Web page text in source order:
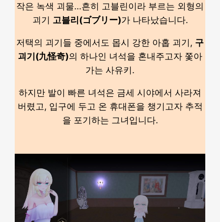
작은 녹색 괴물…흔히 고블린이라 부르는 외형의
괴기 고블리(ゴブリー)가 나타났습니다.
저택의 괴기들 중에서도 몹시 강한 아홉 괴기, 구
괴기(九怪奇)의 하나인 녀석을 혼내주고자 쫓아
가는 사유키.
하지만 발이 빠른 녀석은 금세 시야에서 사라져
버렸고, 입구에 두고 온 휴대폰을 챙기고자 추적
을 포기하는 그녀입니다.